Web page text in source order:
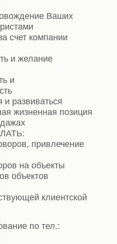
Ваших
счет компании
и желание
и
развиваться
жизненная позиция
привлечение
на объекты
объектов
клиентской
по тел.: